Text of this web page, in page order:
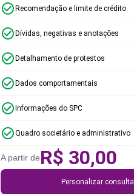
Recomendação e limite de crédito
Dívidas, negativas e anotações
Detalhamento de protestos
Dados comportamentais
Informações do SPC
Quadro societário e administrativo
A partir deR$ 30,00
Personalizar consulta